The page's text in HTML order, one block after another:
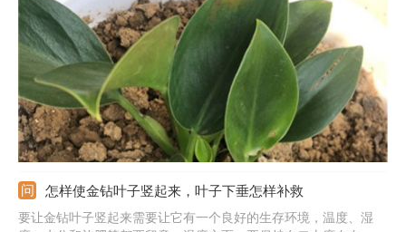
酒擦拭它的叶片，以起到除尘、提供养分的作用。这样养殖，不久
后它的叶片就能变得更亮了。
怎样使金钻叶子竖起来，叶子下垂怎样补救
要让金钻叶子竖起来需要让它有一个良好的生存环境，温度、湿